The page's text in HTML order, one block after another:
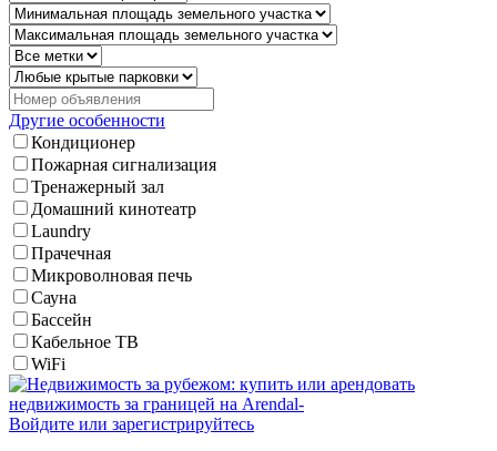
Другие особенности
Кондиционер
Пожарная сигнализация
Тренажерный зал
Домашний кинотеатр
Laundry
Прачечная
Микроволновая печь
Сауна
Бассейн
Кабельное ТВ
WiFi
Войдите или зарегистрируйтесь